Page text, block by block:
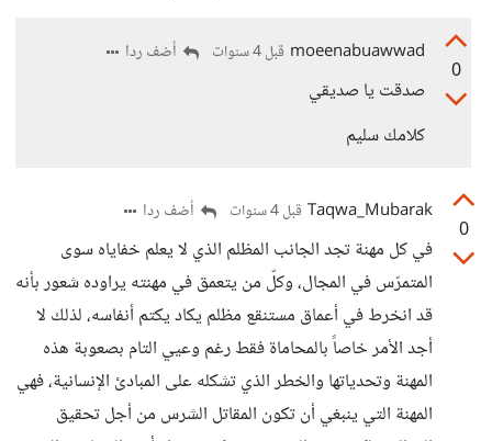
0
moeenabuawwad قبل 4 سنوات أضف ردا
صدقت يا صديقي
كلامك سليم
0
Taqwa_Mubarak قبل 4 سنوات أضف ردا
في كل مهنة تجد الجانب المظلم الذي لا يعلم خفاياه سوى
المتمرّس في المجال، وكلّ من يتعمق في مهنته يراوده شعور بأنه
قد انخرط في أعماق مستنقع مظلم يكاد يكتم أنفاسه، لذلك لا
أجد الأمر خاصاً بالمحاماة فقط رغم وعيي التام بصعوبة هذه
المهنة وتحدياتها والخطر الذي تشكله على المبادئ الإنسانية، فهي
المهنة التي ينبغي أن تكون المقاتل الشرس من أجل تحقيق